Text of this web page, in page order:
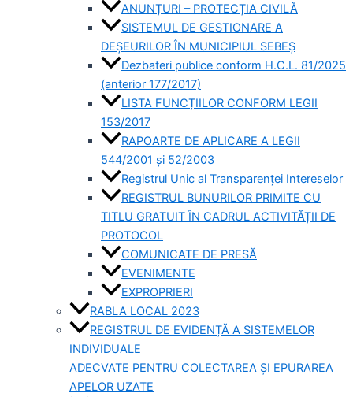
ANUNȚURI – PROTECȚIA CIVILĂ
SISTEMUL DE GESTIONARE A
DEȘEURILOR ÎN MUNICIPIUL SEBEȘ
Dezbateri publice conform H.C.L. 81/2025
(anterior 177/2017)
LISTA FUNCȚIILOR CONFORM LEGII
153/2017
RAPOARTE DE APLICARE A LEGII
544/2001 și 52/2003
Registrul Unic al Transparenței Intereselor
REGISTRUL BUNURILOR PRIMITE CU
TITLU GRATUIT ÎN CADRUL ACTIVITĂȚII DE
PROTOCOL
COMUNICATE DE PRESĂ
EVENIMENTE
EXPROPRIERI
RABLA LOCAL 2023
REGISTRUL DE EVIDENȚĂ A SISTEMELOR
INDIVIDUALE
ADECVATE PENTRU COLECTAREA ȘI EPURAREA
APELOR UZATE